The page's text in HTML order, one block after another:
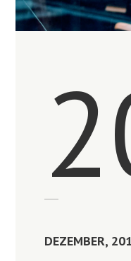
DEZEMBER,